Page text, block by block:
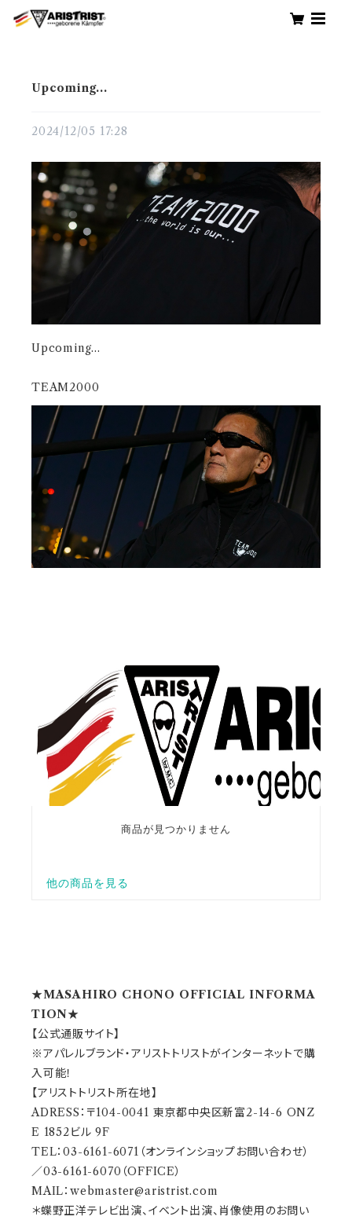
Upcoming...
2024/12/05 17:28
Upcoming...
TEAM2000
★MASAHIRO CHONO OFFICIAL INFORMA
TION★
【公式通販サイト】
※アパレルブランド・アリストトリストがインターネットで購
入可能！
【アリストトリスト所在地】
ADRESS：〒104-0041 東京都中央区新富2-14-6 ONZ
E 1852ビル 9F
TEL：03-6161-6071（オンラインショップお問い合わせ）
／03-6161-6070（OFFICE）
MAIL： webmaster@aristrist.com
＊蝶野正洋テレビ出演、イベント出演、肖像使用のお問い